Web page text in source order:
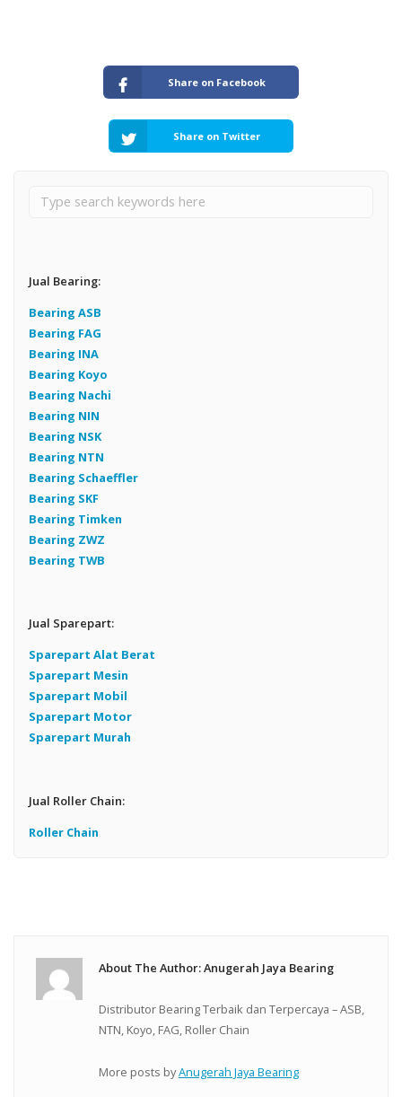
Share on Facebook
Share on Twitter
Jual Bearing:
Bearing ASB
Bearing FAG
Bearing INA
Bearing Koyo
Bearing Nachi
Bearing NIN
Bearing NSK
Bearing NTN
Bearing Schaeffler
Bearing SKF
Bearing Timken
Bearing ZWZ
Bearing TWB
Jual Sparepart:
Sparepart Alat Berat
Sparepart Mesin
Sparepart Mobil
Sparepart Motor
Sparepart Murah
Jual Roller Chain:
Roller Chain
About The Author: Anugerah Jaya Bearing
Distributor Bearing Terbaik dan Terpercaya – ASB,
NTN, Koyo, FAG, Roller Chain
More posts byAnugerah Jaya Bearing